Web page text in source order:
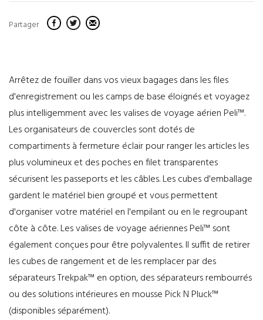
Partager
Arrêtez de fouiller dans vos vieux bagages dans les files
d'enregistrement ou les camps de base éloignés et voyagez
plus intelligemment avec les valises de voyage aérien Peli™.
Les organisateurs de couvercles sont dotés de
compartiments à fermeture éclair pour ranger les articles les
plus volumineux et des poches en filet transparentes
sécurisent les passeports et les câbles. Les cubes d'emballage
gardent le matériel bien groupé et vous permettent
d'organiser votre matériel en l'empilant ou en le regroupant
côte à côte. Les valises de voyage aériennes Peli™ sont
également conçues pour être polyvalentes. Il suffit de retirer
les cubes de rangement et de les remplacer par des
séparateurs Trekpak™ en option, des séparateurs rembourrés
ou des solutions intérieures en mousse Pick N Pluck™
(disponibles séparément).